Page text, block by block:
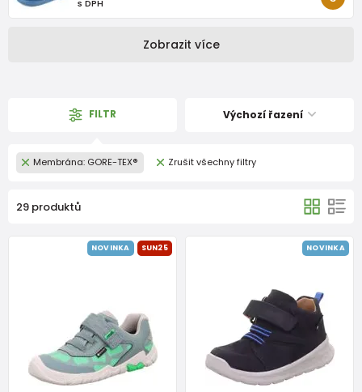
s DPH
Zobrazit více
FILTR Výchozí řazení
Membrána: GORE-TEX® Zrušit všechny filtry
29 produktů
NOVINKA SUN25 NOVINKA